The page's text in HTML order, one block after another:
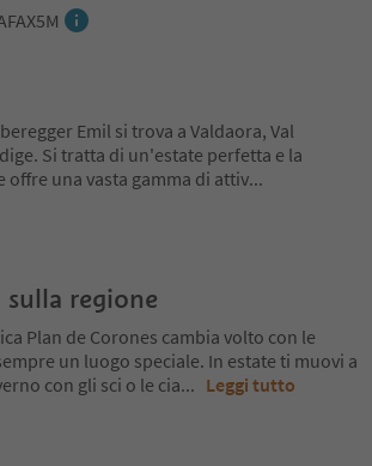
Emil si trova a Valdaora, Val
Si tratta di un'estate perfetta e la
offre una vasta gamma di attiv...
regione
Plan de Corones cambia volto con le
un luogo speciale. In estate ti muovi a
con gli sci o le cia... Leggi tutto